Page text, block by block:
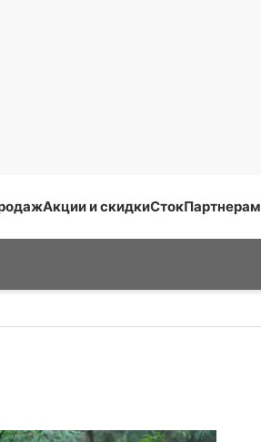
Акции и скидкиСтокПартнерам